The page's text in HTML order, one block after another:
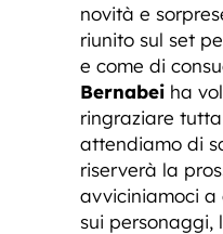
novità e
riunito sul set
e come di
Bernabei ha
ringraziare
attendiamo di
riserverà la
avviciniamoci
sui personaggi,